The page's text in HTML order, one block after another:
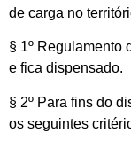
de carga no
§ 1º Regulamento
e fica dispensado.
§ 2º Para fins do
os seguintes